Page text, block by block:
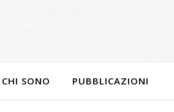
CHI SONO PUBBLICAZIONI